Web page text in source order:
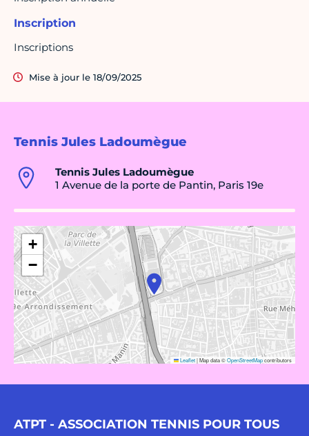
Tennis Jules Ladoumègue
Tennis Jules Ladoumègue
1 Avenue de la porte de Pantin, Paris 19e
+
−
Leaflet|Map data ©OpenStreetMapcontributors
ATPT - ASSOCIATION TENNIS POUR TOUS
Inscription
Inscriptions
Mise à jour le 18/09/2025